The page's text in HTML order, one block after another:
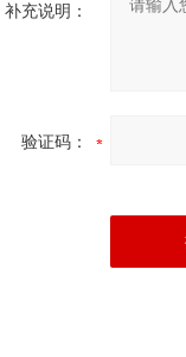
补充说明：
验证码：